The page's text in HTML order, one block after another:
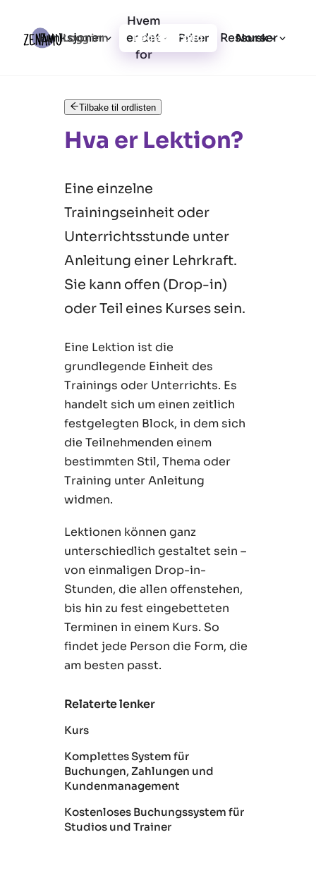
Funksjoner
Hvem
er det
for
Priser Ressurser
Logg inn Registrer deg Norsk
Tilbake til ordlisten
Hva er Lektion?
Eine einzelne
Trainingseinheit oder
Unterrichtsstunde unter
Anleitung einer Lehrkraft.
Sie kann offen (Drop-in)
oder Teil eines Kurses sein.
Eine Lektion ist die
grundlegende Einheit des
Trainings oder Unterrichts. Es
handelt sich um einen zeitlich
festgelegten Block, in dem sich
die Teilnehmenden einem
bestimmten Stil, Thema oder
Training unter Anleitung
widmen.
Lektionen können ganz
unterschiedlich gestaltet sein –
von einmaligen Drop-in-
Stunden, die allen offenstehen,
bis hin zu fest eingebetteten
Terminen in einem Kurs. So
findet jede Person die Form, die
am besten passt.
Relaterte lenker
Kurs
Komplettes System für
Buchungen, Zahlungen und
Kundenmanagement
Kostenloses Buchungssystem für
Studios und Trainer